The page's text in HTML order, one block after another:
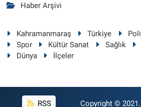
Haber Arşivi
Kahramanmaraş Türkiye
Spor
Kültür Sanat Sağlık
Dünya
İlçeler
RSS Copyright © 2021.